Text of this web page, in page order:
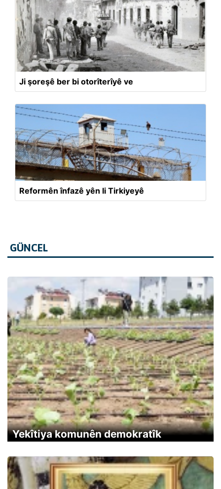
Ji şoreşê ber bi otorîterîyê ve
Reformên înfazê yên li Tirkiyeyê
GÜNCEL
Yekîtiya komunên demokratîk